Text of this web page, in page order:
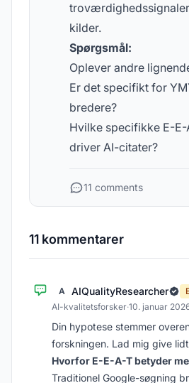
kilder.
Spørgsmål:
Oplever andre
Er det specifikt for
bredere?
Hvilke specifikke E-
driver AI-citater?
11 comments
11 kommentarer
A AIQualityResearcher
AI-kvalitetsforsker·10. januar
Din hypotese stemmer
forskningen. Lad mig give
Hvorfor E-E-A-T betyder
Traditionel Google-søgning